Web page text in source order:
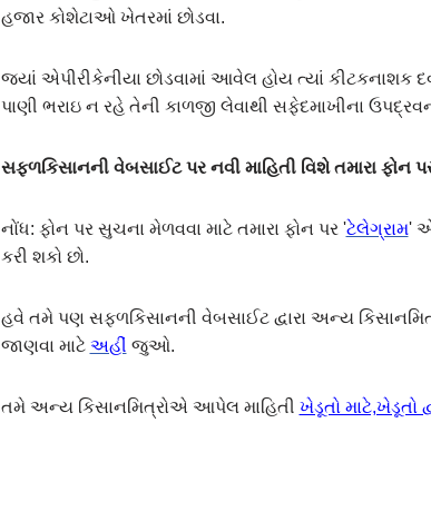
હજાર કોશેટાઓ ખેતરમાં છોડવા.
જયાં એપીરીકેનીયા છોડવામાં આવેલ હોય ત્યાં કીટકનાશક
પાણી ભરાઇ ન રહે તેની કાળજી લેવાથી સફેદમાખીના
સફ્ળકિસાનની વેબસાઈટ પર નવી માહિતી વિશે તમારા ફોન
નોંધ: ફોન પર સુચના મેળવવા માટે તમારા ફોન પર 'ટેલેગ્રામ'
કરી શકો છો.
હવે તમે પણ સફળકિસાનની વેબસાઈટ દ્વારા અન્ય
જાણવા માટે અહીં જુઓ.
તમે અન્ય કિસાનમિત્રોએ આપેલ માહિતી ખેડૂતો માટે,ખેડૂતો